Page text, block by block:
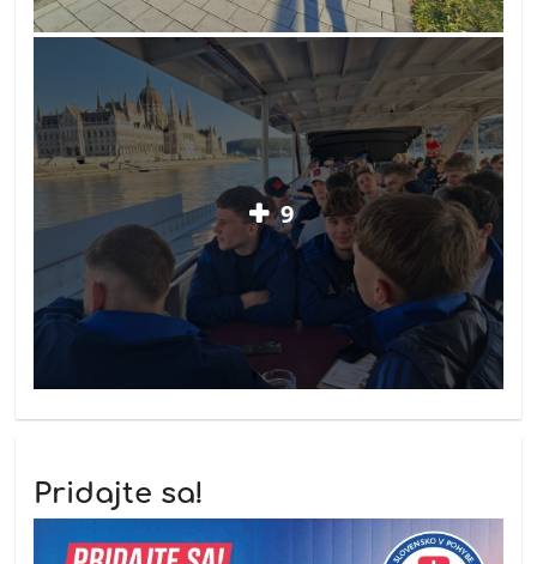
9
Pridajte sa!